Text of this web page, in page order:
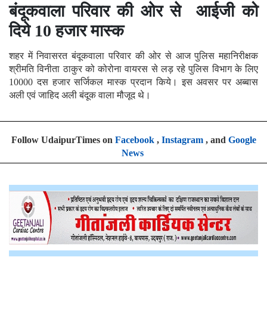
बंदूकवाला परिवार की ओर से आईजी को
दिये 10 हजार मास्क
शहर में निवासरत बंदूकवाला परिवार की ओर से आज पुलिस महानिरीक्षक
श्रीमति विनीता ठाकुर को कोरोना वायरस से लड़ रहे पुलिस विभाग के लिए
10000 दस हजार सर्जिकल मास्क प्रदान किये। इस अवसर पर अब्बास
अली एवं जाहिद अली बंदूक वाला मौजूद थे।
Follow UdaipurTimes on Facebook, Instagram, and Google
News